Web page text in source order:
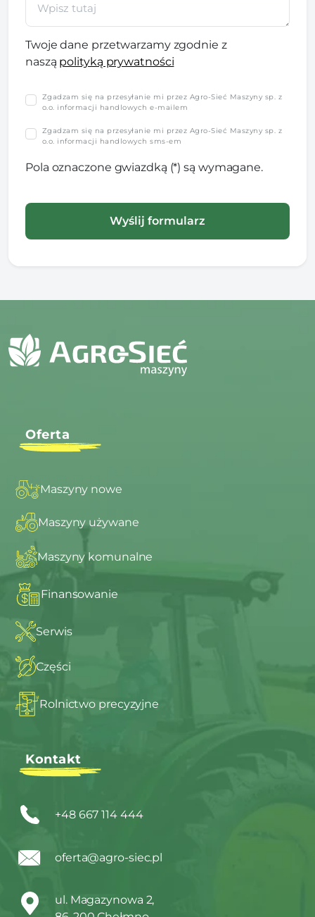
Twoje dane przetwarzamy zgodnie z
naszą polityką prywatności
Zgadzam się na przesyłanie mi przez Agro-Sieć Maszyny sp. z
o.o. informacji handlowych e-mailem
Zgadzam się na przesyłanie mi przez Agro-Sieć Maszyny sp. z
o.o. informacji handlowych sms-em
Pola oznaczone gwiazdką (*) są wymagane.
Oferta
Maszyny nowe
Maszyny używane
Maszyny komunalne
Finansowanie
Serwis
Części
Rolnictwo precyzyjne
Kontakt
+48 667 114 444
oferta@agro-siec.pl
ul. Magazynowa 2,